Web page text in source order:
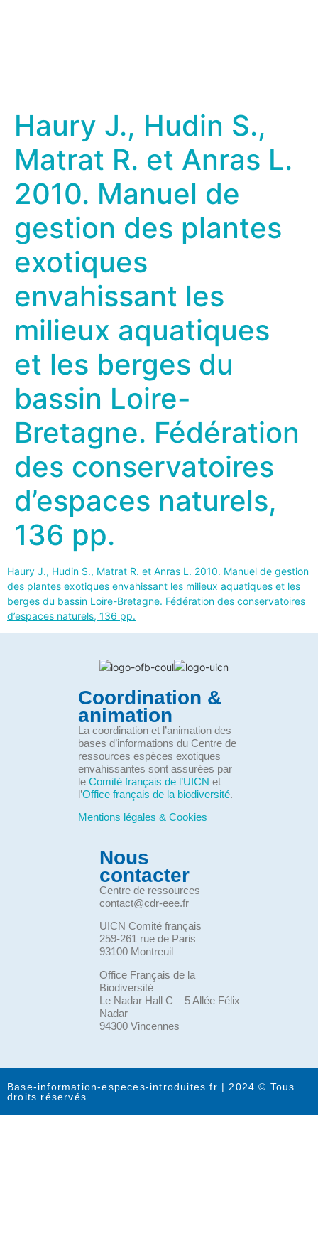
Haury J., Hudin S.,
Matrat R. et Anras L.
2010. Manuel de
gestion des plantes
exotiques
envahissant les
milieux aquatiques
et les berges du
bassin Loire-
Bretagne. Fédération
des conservatoires
d’espaces naturels,
136 pp.
Haury J., Hudin S., Matrat R. et Anras L. 2010. Manuel de gestion
des plantes exotiques envahissant les milieux aquatiques et les
berges du bassin Loire-Bretagne. Fédération des conservatoires
d’espaces naturels, 136 pp.
Coordination &
animation
La coordination et l’animation des
bases d’informations du Centre de
ressources espèces exotiques
envahissantes sont assurées par
le Comité français de l’UICN et
l’Office français de la biodiversité.
Mentions légales & Cookies
Nous
contacter
Centre de ressources
contact@cdr-eee.fr
UICN Comité français
259-261 rue de Paris
93100 Montreuil
Office Français de la
Biodiversité
Le Nadar Hall C – 5 Allée Félix
Nadar
94300 Vincennes
Base-information-especes-introduites.fr | 2024 © Tous
droits réservés